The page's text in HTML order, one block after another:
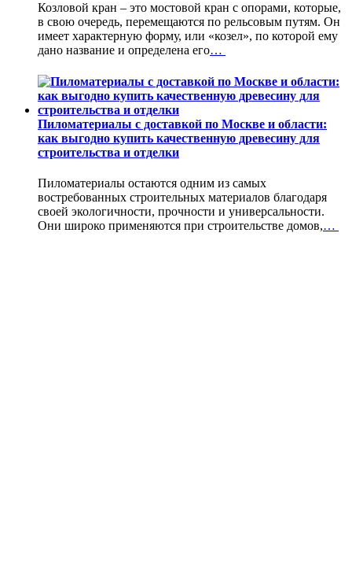
Козловой кран – это мостовой кран с опорами, которые,
в свою очередь, перемещаются по рельсовым путям. Он
имеет характерную форму, или «козел», по которой ему
дано название и определена его…
Пиломатериалы с доставкой по Москве и области:
как выгодно купить качественную древесину для
строительства и отделки
Пиломатериалы остаются одним из самых
востребованных строительных материалов благодаря
своей экологичности, прочности и универсальности.
Они широко применяются при строительстве домов,…